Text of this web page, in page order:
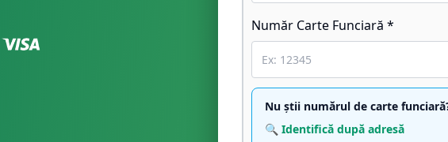
Număr Carte Funciară *
Nu știi numărul de carte
🔍 Identifică după adresă